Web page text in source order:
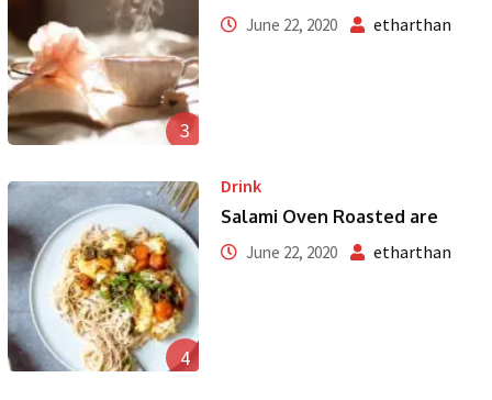
3
June 22, 2020 etharthan
4
Drink
Salami Oven Roasted are
June 22, 2020 etharthan